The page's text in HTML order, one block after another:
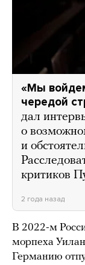
«Мы
чередой
дал
о
и
критиков
2 года назад
В 2022-м
морпеха
Германию